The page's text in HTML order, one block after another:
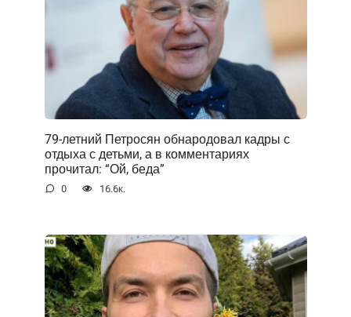
79-летний Петросян обнародовал кадры с
отдыха с детьми, а в комментариях
прочитал: “Ой, беда”
0 16.6к.